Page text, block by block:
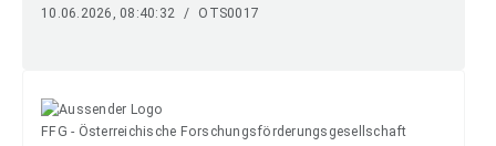
10.06.2026, 08:40:32 / OTS0017
FFG - Österreichische Forschungsförderungsgesellschaft